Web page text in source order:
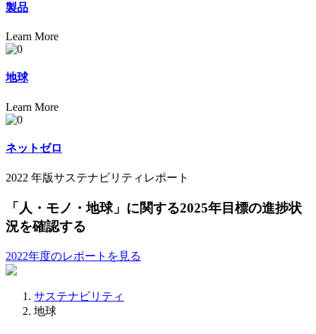
製品
Learn More
地球
Learn More
ネットゼロ
2022 年版サステナビリティレポート
「人・モノ・地球」に関する2025年目標の進捗状
況を確認する
2022年度のレポートを見る
サステナビリティ
地球